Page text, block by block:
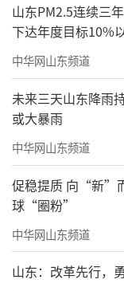
山东PM2.5连续三
下达年度目标10%
中华网山东频道
未来三天山东降雨
或大暴雨
中华网山东频道
促稳提质 向“新”
球“圈粉”
中华网山东频道
山东：改革先行，